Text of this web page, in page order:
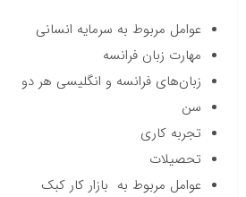
عوامل مربوط به سرمایه انسانی
مهارت زبان فرانسه
زبان‌های فرانسه و انگلیسی هر دو
سن
تجربه کاری
تحصیلات
عوامل مربوط به بازار کار کبک